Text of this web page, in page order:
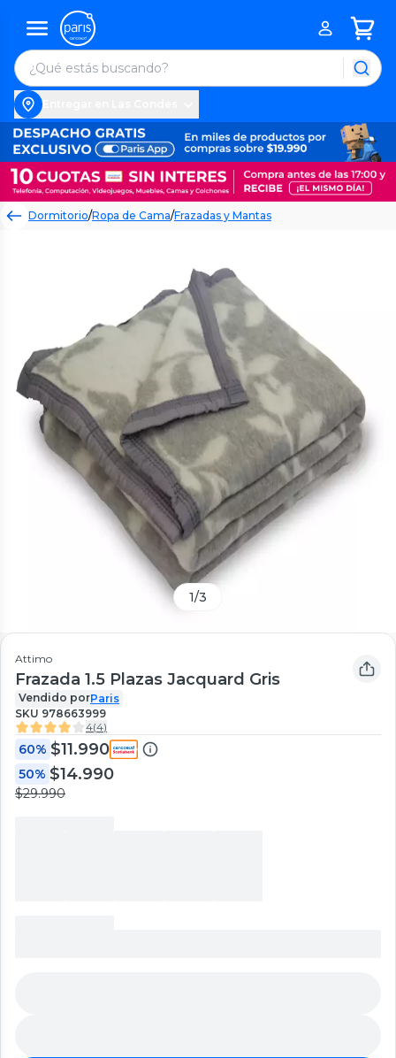
Dormitorio/Ropa de Cama/Frazadas y Mantas
1/3
Attimo
Frazada 1.5 Plazas Jacquard Gris
Vendido porParis
SKU 978663999
4(4)
60% $11.990
50% $14.990
$29.990